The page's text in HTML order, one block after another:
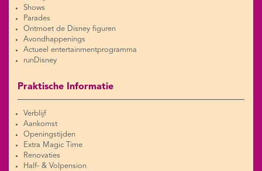
Shows
Parades
Ontmoet de Disney figuren
Avondhappenings
Actueel entertainmentprogramma
runDisney
Praktische Informatie
Verblijf
Aankomst
Openingstijden
Extra Magic Time
Renovaties
Half- & Volpension